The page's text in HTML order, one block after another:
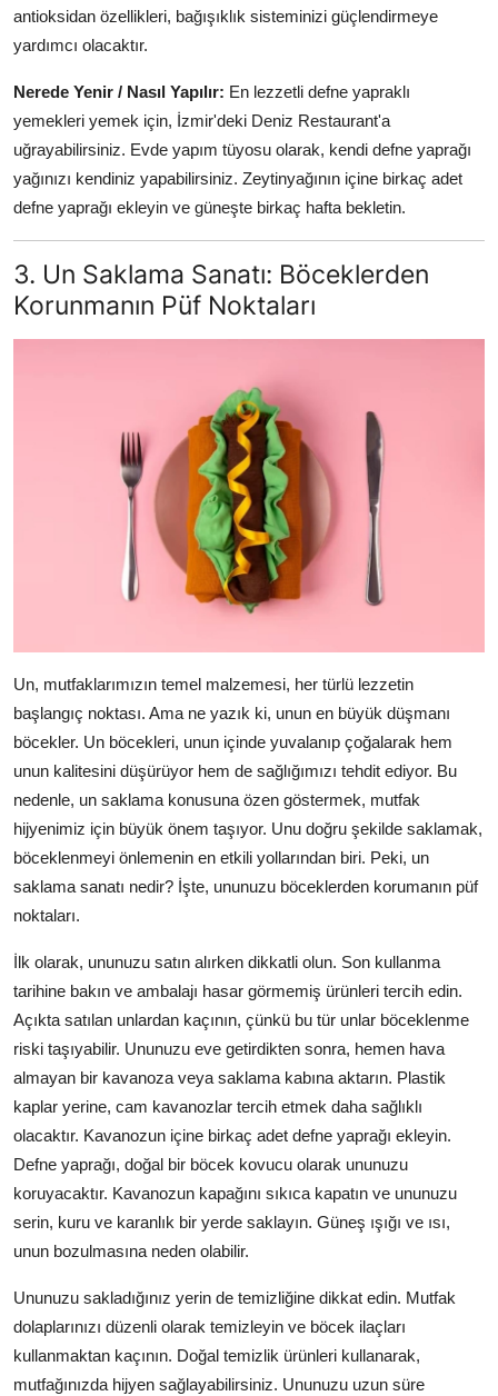
antioksidan özellikleri, bağışıklık sisteminizi güçlendirmeye
yardımcı olacaktır.
Nerede Yenir / Nasıl Yapılır: En lezzetli defne yapraklı
yemekleri yemek için, İzmir'deki Deniz Restaurant'a
uğrayabilirsiniz. Evde yapım tüyosu olarak, kendi defne yaprağı
yağınızı kendiniz yapabilirsiniz. Zeytinyağının içine birkaç adet
defne yaprağı ekleyin ve güneşte birkaç hafta bekletin.
3. Un Saklama Sanatı: Böceklerden
Korunmanın Püf Noktaları
Un, mutfaklarımızın temel malzemesi, her türlü lezzetin
başlangıç noktası. Ama ne yazık ki, unun en büyük düşmanı
böcekler. Un böcekleri, unun içinde yuvalanıp çoğalarak hem
unun kalitesini düşürüyor hem de sağlığımızı tehdit ediyor. Bu
nedenle, un saklama konusuna özen göstermek, mutfak
hijyenimiz için büyük önem taşıyor. Unu doğru şekilde saklamak,
böceklenmeyi önlemenin en etkili yollarından biri. Peki, un
saklama sanatı nedir? İşte, ununuzu böceklerden korumanın püf
noktaları.
İlk olarak, ununuzu satın alırken dikkatli olun. Son kullanma
tarihine bakın ve ambalajı hasar görmemiş ürünleri tercih edin.
Açıkta satılan unlardan kaçının, çünkü bu tür unlar böceklenme
riski taşıyabilir. Ununuzu eve getirdikten sonra, hemen hava
almayan bir kavanoza veya saklama kabına aktarın. Plastik
kaplar yerine, cam kavanozlar tercih etmek daha sağlıklı
olacaktır. Kavanozun içine birkaç adet defne yaprağı ekleyin.
Defne yaprağı, doğal bir böcek kovucu olarak ununuzu
koruyacaktır. Kavanozun kapağını sıkıca kapatın ve ununuzu
serin, kuru ve karanlık bir yerde saklayın. Güneş ışığı ve ısı,
unun bozulmasına neden olabilir.
Ununuzu sakladığınız yerin de temizliğine dikkat edin. Mutfak
dolaplarınızı düzenli olarak temizleyin ve böcek ilaçları
kullanmaktan kaçının. Doğal temizlik ürünleri kullanarak,
mutfağınızda hijyen sağlayabilirsiniz. Ununuzu uzun süre